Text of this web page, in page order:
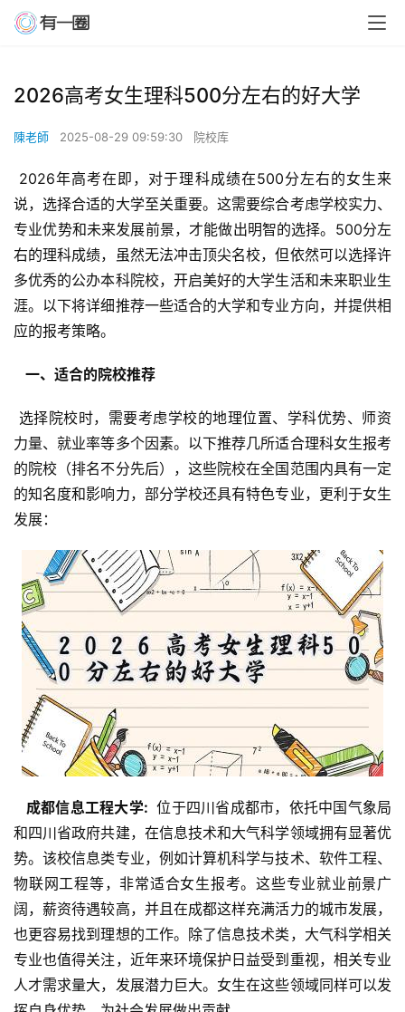
2026高考女生理科500分左右的好大学
陳老師 2025-08-29 09:59:30 院校库
说，选择合适的大学至关重要。这需要综合考虑学校实力、
专业优势和未来发展前景，才能做出明智的选择。500分左
右的理科成绩，虽然无法冲击顶尖名校，但依然可以选择许
多优秀的公办本科院校，开启美好的大学生活和未来职业生
涯。以下将详细推荐一些适合的大学和专业方向，并提供相
应的报考策略。
  一、适合的院校推荐
力量、就业率等多个因素。以下推荐几所适合理科女生报考
的院校（排名不分先后），这些院校在全国范围内具有一定
的知名度和影响力，部分学校还具有特色专业，更利于女生
发展：
  成都信息工程大学:
位于四川省成都市，依托中国气象局
和四川省政府共建，在信息技术和大气科学领域拥有显著优
势。该校信息类专业，例如计算机科学与技术、软件工程、
物联网工程等，非常适合女生报考。这些专业就业前景广
阔，薪资待遇较高，并且在成都这样充满活力的城市发展，
也更容易找到理想的工作。除了信息技术类，大气科学相关
专业也值得关注，近年来环境保护日益受到重视，相关专业
人才需求量大，发展潜力巨大。女生在这些领域同样可以发